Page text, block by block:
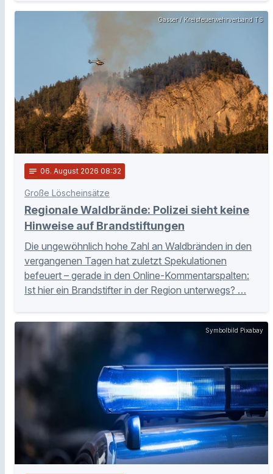
Gasser / Kreisfeuerwehrverband TS
notes 06. August 2026 08:32
Große Löscheinsätze
Regionale Waldbrände: Polizei sieht keine
Hinweise auf Brandstiftungen
Die ungewöhnlich hohe Zahl an Waldbränden in den
vergangenen Tagen hat zuletzt Spekulationen
befeuert – gerade in den Online-Kommentarspalten:
Ist hier ein Brandstifter in der Region unterwegs? …
Symbolbild Pixabay